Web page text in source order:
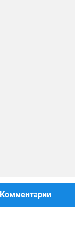
Комментарии